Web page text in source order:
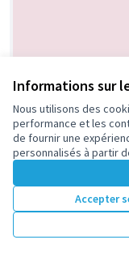
Informations sur
Nous utilisons des
performance et les
de fournir une
personnalisés à partir
Accepter
Expressions
Parents
BENAHMED 1